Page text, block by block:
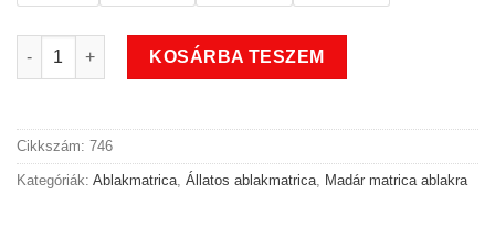
Tollas madaras állatos ablakmatrica mennyiség
KOSÁRBA TESZEM
Cikkszám: 746
Kategóriák: Ablakmatrica Állatos ablakmatrica Madár matrica ablakra